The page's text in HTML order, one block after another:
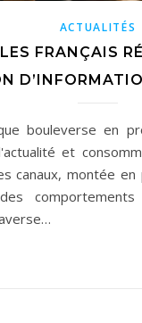
ACTUALITÉS
FRANÇAIS
bouleverse en
et
canaux, montée
comportements